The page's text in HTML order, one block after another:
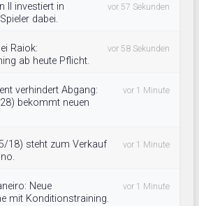
II investiert in
dabei.
vor 57 Sekunden
Raiok:
ab heute Pflicht.
vor 58 Sekunden
verhindert Abgang:
bekommt neuen
vor 1 Minute
18) steht zum Verkauf
vor 1 Minute
Neue
mit Konditionstraining.
vor 1 Minute